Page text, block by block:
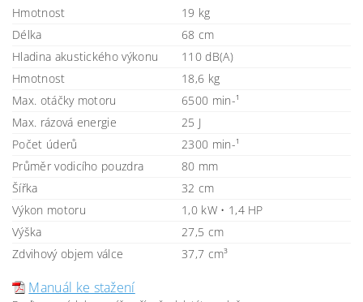
Hmotnost
19 kg
Délka
68 cm
Hladina akustického výkonu
110 dB(A)
Hmotnost
18,6 kg
Max. otáčky motoru
6500 min-¹
Max. rázová energie
25 J
Počet úderů
2300 min-¹
Průměr vodicího pouzdra
80 mm
Šířka
32 cm
Výkon motoru
1,0 kW • 1,4 HP
Výška
27,5 cm
Zdvihový objem válce
37,7 cm³
Manuál ke stažení